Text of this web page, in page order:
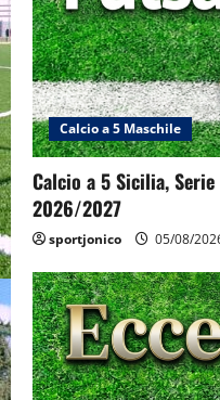
Calcio a 5 Maschile
Calcio a 5 Sicilia,
2026/2027
sportjonico 05/08/